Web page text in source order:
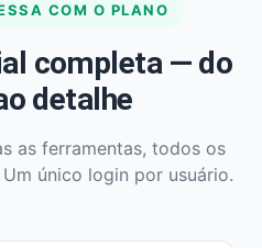
COM O PLANO
completa — do
detalhe
as ferramentas, todos os
único login por usuário.